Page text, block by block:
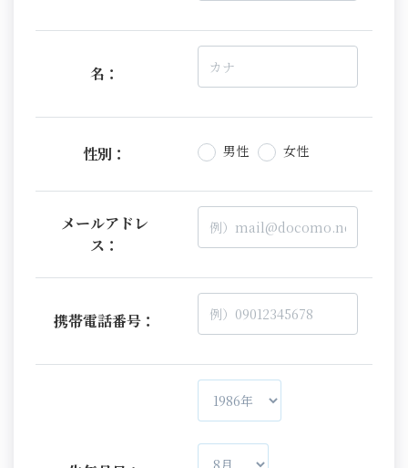
名：
性別： 男性 女性
メールアドレ
ス：
携帯電話番号：